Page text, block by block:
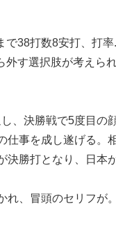
38打数8安打、打率
す選択肢が考えら
、決勝戦で5度目の
仕事を成し遂げる。
勝打となり、日本
、冒頭のセリフが